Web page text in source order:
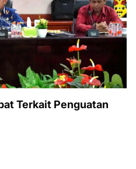
Terkait Penguatan